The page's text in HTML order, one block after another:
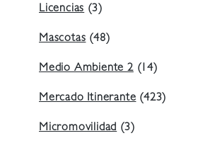
Licencias (3)
Mascotas (48)
Medio Ambiente 2(14)
Mercado Itinerante (423)
Micromovilidad (3)